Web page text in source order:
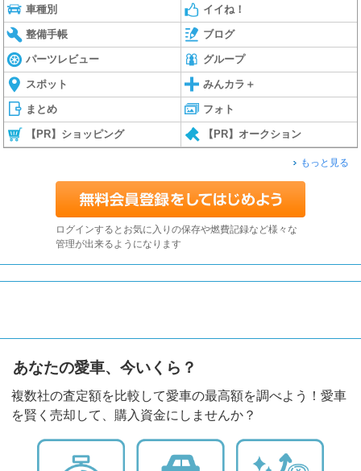
車種別 イイね！
整備手帳 ブログ
パーツレビュー グループ
スポット みんカラ＋
まとめ フォト
【PR】ショッピング 【PR】オークション
もっと見る
ログインするとお気に入りの保存や燃費記録など様々な
管理が出来るようになります
あなたの愛車、今いくら？
複数社の査定額を比較して愛車の最高額を調べよう！愛車
を賢く売却して、購入資金にしませんか？